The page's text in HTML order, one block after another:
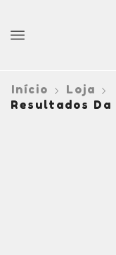
Início
Loja
Resultados Da